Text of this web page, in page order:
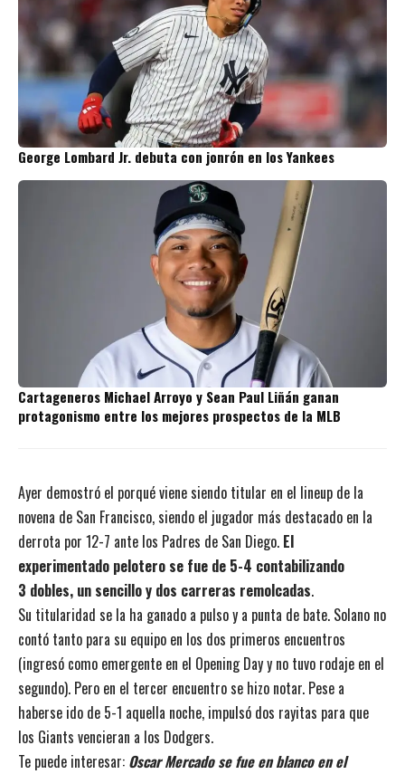
George Lombard Jr. debuta con jonrón en los Yankees
Cartageneros Michael Arroyo y Sean Paul Liñán ganan
protagonismo entre los mejores prospectos de la MLB
Ayer demostró el porqué viene siendo titular en el lineup de la
novena de San Francisco, siendo el jugador más destacado en la
derrota por 12-7 ante los Padres de San Diego. El
experimentado pelotero se fue de 5-4 contabilizando
3 dobles, un sencillo y dos carreras remolcadas.
Su titularidad se la ha ganado a pulso y a punta de bate. Solano no
contó tanto para su equipo en los dos primeros encuentros
(ingresó como emergente en el Opening Day y no tuvo rodaje en el
segundo). Pero en el tercer encuentro se hizo notar. Pese a
haberse ido de 5-1 aquella noche, impulsó dos rayitas para que
los Giants vencieran a los Dodgers.
Te puede interesar: Oscar Mercado se fue en blanco en el